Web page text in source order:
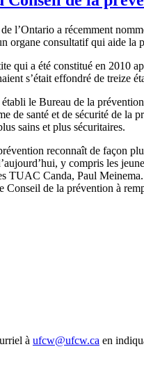
l’Ontario a récemment
organe consultatif qui aide la
qui a été constitué en 2010
s’était effondré de treize
le Bureau de la
de santé et de sécurité de la
sains et plus sécuritaires.
reconnaît de façon
y compris les
TUAC Canda, Paul
Conseil de la prévention à
à ufcw@ufcw.ca en